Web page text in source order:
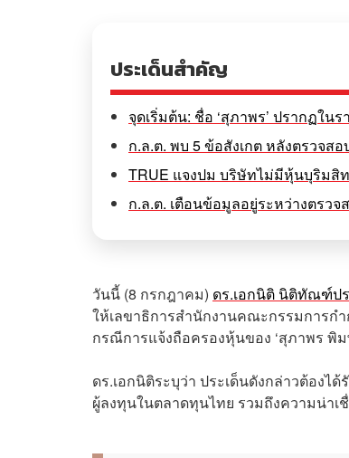
ประเด็นสำคัญ
จุดเริ่มต้น: ชื่อ ‘สุภาพร’ ปรากฏใน
ก.ล.ต. พบ 5 ข้อสังเกต หลังตรวจส
TRUE แจงปม บริษัทไม่มีหุ้นบุริมสิ
ก.ล.ต. เตือนข้อมูลอยู่ระหว่างตรวจ
วันนี้ (8 กรกฎาคม) ดร.เอกนิติ นิติทัณฑ์ป
ให้เลขาธิการสำนักงานคณะกรรมการก
กรณีการแจ้งถือครองหุ้นของ ‘สุภาพร พิ
ดร.เอกนิติระบุว่า ประเด็นดังกล่าวต้องไ
ผู้ลงทุนในตลาดทุนไทย รวมถึงความน่าเ